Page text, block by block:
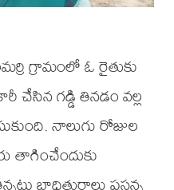
గ్రామంలో ఓ రైతుకు
చేసిన గడ్డి తినడం వల్ల
నాలుగు రోజుల
తాగించేందుకు